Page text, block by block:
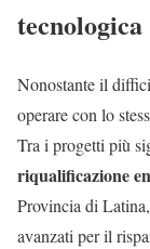
tecnologica
Nonostante il
operare con lo
Tra i progetti più
riqualificazione
Provincia di
avanzati per il